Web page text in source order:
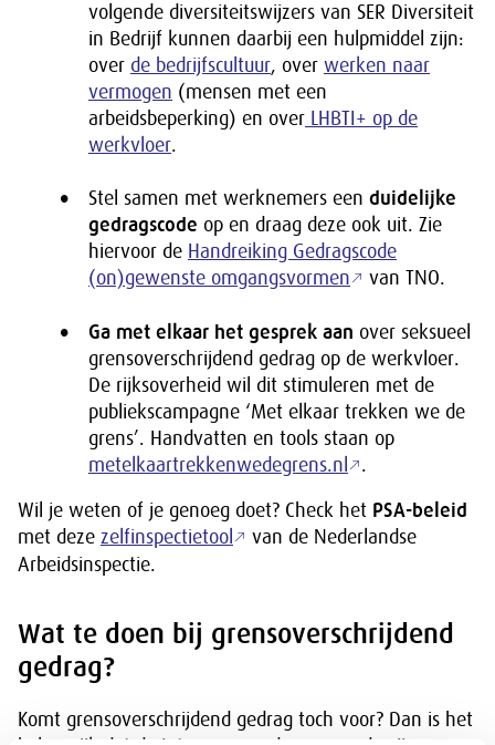
volgende diversiteitswijzers van SER Diversiteit
in Bedrijf kunnen daarbij een hulpmiddel zijn:
over de bedrijfscultuur, over werken naar
vermogen (mensen met een
arbeidsbeperking) en over LHBTI+ op de
werkvloer.
Stel samen met werknemers een duidelijke
gedragscode op en draag deze ook uit. Zie
hiervoor de Handreiking Gedragscode
(on)gewenste omgangsvormen
van TNO.
Ga met elkaar het gesprek aan over seksueel
grensoverschrijdend gedrag op de werkvloer.
De rijksoverheid wil dit stimuleren met de
publiekscampagne ‘Met elkaar trekken we de
grens’. Handvatten en tools staan op
metelkaartrekkenwedegrens.nl
.
Wil je weten of je genoeg doet? Check het PSA-beleid
met deze zelfinspectietool
van de Nederlandse
Arbeidsinspectie.
Wat te doen bij grensoverschrijdend
gedrag?
Komt grensoverschrijdend gedrag toch voor? Dan is het